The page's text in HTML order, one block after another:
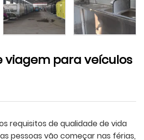
viagem para veículos
requisitos de qualidade de vida
pessoas vão começar nas férias,